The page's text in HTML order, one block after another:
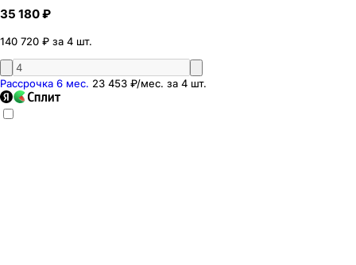
35 180 ₽
140 720 ₽ за 4 шт.
Рассрочка 6 мес. 23 453 ₽/мес. за 4 шт.